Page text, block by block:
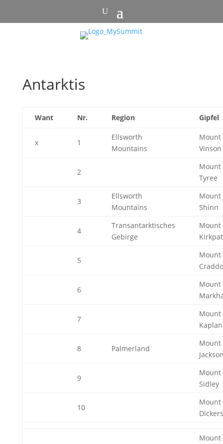
Antarktis
Want Nr. Region Gipfel
x 1
Ellsworth
Mountains
Mount
Vinson
2
Mount
Tyree
3
Ellsworth
Mountains
Mount
Shinn
4
Transantarktisches
Gebirge
Mount
5
Mount
6
Mount
7
Mount
Kaplan
8 Palmerland
Mount
9
Mount
Sidley
10
Mount
Mount